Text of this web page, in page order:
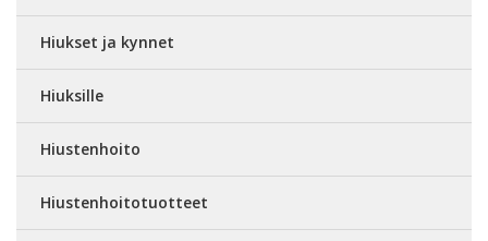
Hiukset ja kynnet
Hiuksille
Hiustenhoito
Hiustenhoitotuotteet